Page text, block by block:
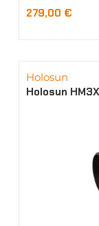
279,00 €
Holosun
Holosun